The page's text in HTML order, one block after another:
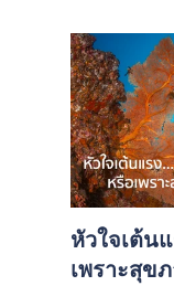
หัวใจเต้น
เพราะสุข